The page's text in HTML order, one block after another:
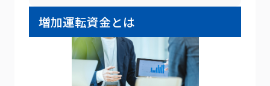
増加運転資金とは